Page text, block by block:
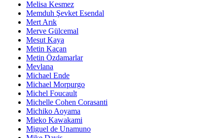
Melisa Kesmez
Memduh Şevket Esendal
Mert Arık
Merve Gülcemal
Mesut Kaya
Metin Kaçan
Metin Özdamarlar
Mevlana
Michael Ende
Michael Morpurgo
Michel Foucault
Michelle Cohen Corasanti
Michiko Aoyama
Mieko Kawakami
Miguel de Unamuno